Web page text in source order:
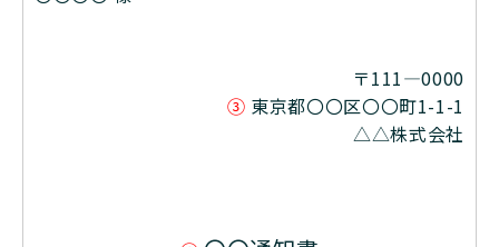
〒111―0000
③ 東京都〇〇区〇〇町1-1-1
△△株式会社